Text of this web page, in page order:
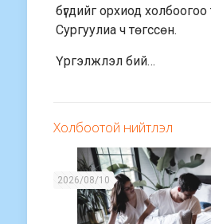
бүгдийг орхиод
Сургуулиа ч төгссөн.
Үргэлжлэл бий…
Холбоотой нийтлэл
2026/08/10